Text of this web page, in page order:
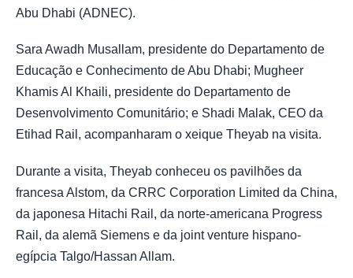
Abu Dhabi (ADNEC).
Sara Awadh Musallam, presidente do Departamento de
Educação e Conhecimento de Abu Dhabi; Mugheer
Khamis Al Khaili, presidente do Departamento de
Desenvolvimento Comunitário; e Shadi Malak, CEO da
Etihad Rail, acompanharam o xeique Theyab na visita.
Durante a visita, Theyab conheceu os pavilhões da
francesa Alstom, da CRRC Corporation Limited da China,
da japonesa Hitachi Rail, da norte-americana Progress
Rail, da alemã Siemens e da joint venture hispano-
egípcia Talgo/Hassan Allam.